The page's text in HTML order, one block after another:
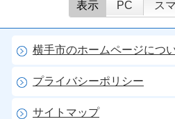
表示 PC ス
横手市のホームページにつ
プライバシーポリシー
サイトマップ